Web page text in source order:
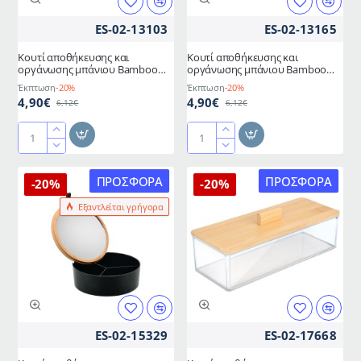
ES-02-13103
Κουτί αποθήκευσης και
οργάνωσης μπάνιου Bamboo
15x15x7cm
Έκπτωση-20%
4,90€ 6,12€
Κουτί
και
οργάνωσης
μπάνιου
Bamboo
Essentials
διαστάσεων
15x15x7cm
ES-02-13165
Κουτί αποθήκευσης και
οργάνωσης μπάνιου Bamboo
Έκπτωση-20%
4,90€ 6,12€
Κουτί
και
οργάνωσης
Bamboo
Essentials
διαστάσεων
9x9x8cm
ΠΡΟΣΦΟΡΆ
Εξαντλείται γρήγορα
-20%
ES-02-15329
ΠΡΟΣΦΟΡΆ
-20%
ES-02-17668